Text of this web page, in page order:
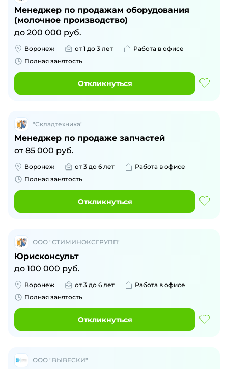
Менеджер по продажам оборудования
(молочное производство)
до 200 000 руб.
Воронеж от 1 до 3 лет
Работа в офисе
Полная занятость
Откликнуться
"Складтехника"
Менеджер по продаже запчастей
от 85 000 руб.
Воронеж от 3 до 6 лет
Работа в офисе
Полная занятость
Откликнуться
ООО "СТИМИНОКСГРУПП"
Юрисконсульт
до 100 000 руб.
Воронеж от 3 до 6 лет
Работа в офисе
Полная занятость
Откликнуться
ООО "ВЫВЕСКИ"